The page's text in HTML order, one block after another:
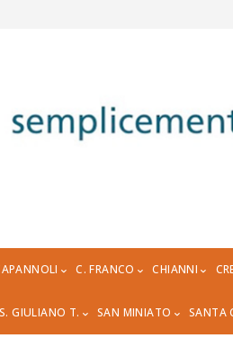
C. FRANCO CHIANNI
S. GIULIANO T. SAN MINIATO SANTA